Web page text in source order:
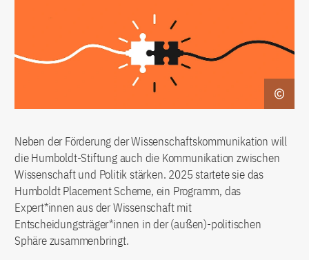
Neben der Förderung der Wissenschaftskommunikation will
die Humboldt-Stiftung auch die Kommunikation zwischen
Wissenschaft und Politik stärken. 2025 startete sie das
Humboldt Placement Scheme, ein Programm, das
Expert*innen aus der Wissenschaft mit
Entscheidungsträger*innen in der (außen)-politischen
Sphäre zusammenbringt.